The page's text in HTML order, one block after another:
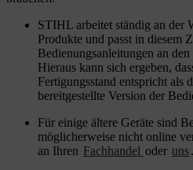
STIHL arbeitet ständig an der
Produkte und passt in diesem
Bedienungsanleitungen an
Hieraus kann sich ergeben,
Fertigungsstand entspricht als
bereitgestellte Version der
Für einige ältere Geräte sind
möglicherweise nicht online
an Ihren Fachhandel oder uns.